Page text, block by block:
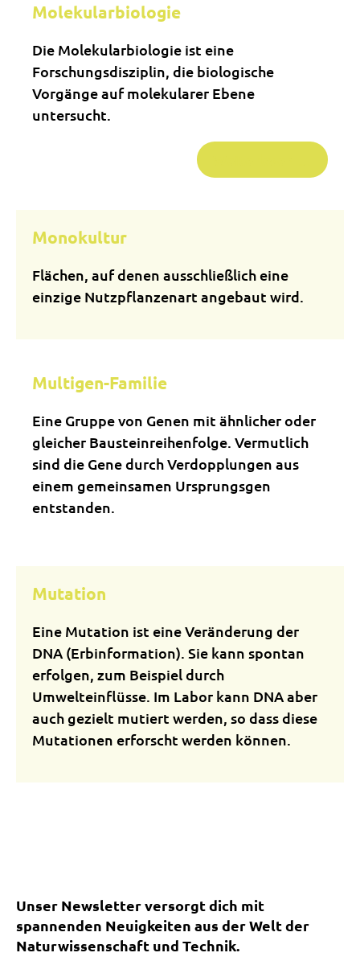
Molekularbiologie
Die Molekularbiologie ist eine
Forschungsdisziplin, die biologische
Vorgänge auf molekularer Ebene
untersucht.
Monokultur
Flächen, auf denen ausschließlich eine
einzige Nutzpflanzenart angebaut wird.
Multigen-Familie
Eine Gruppe von Genen mit ähnlicher oder
gleicher Bausteinreihenfolge. Vermutlich
sind die Gene durch Verdopplungen aus
einem gemeinsamen Ursprungsgen
entstanden.
Mutation
Eine Mutation ist eine Veränderung der
DNA (Erbinformation). Sie kann spontan
erfolgen, zum Beispiel durch
Umwelteinflüsse. Im Labor kann DNA aber
auch gezielt mutiert werden, so dass diese
Mutationen erforscht werden können.
Unser Newsletter versorgt dich mit
spannenden Neuigkeiten aus der Welt der
Naturwissenschaft und Technik.